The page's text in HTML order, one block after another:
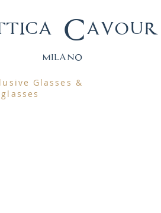
Cavour
milano
Glasses &